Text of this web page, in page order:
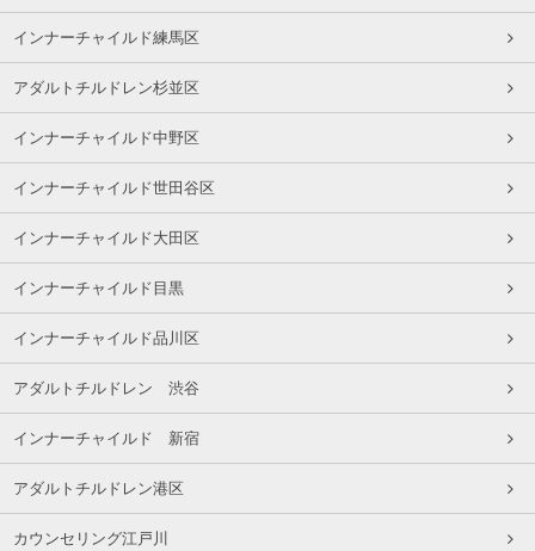
インナーチャイルド練馬区
アダルトチルドレン杉並区
インナーチャイルド中野区
インナーチャイルド世田谷区
インナーチャイルド大田区
インナーチャイルド目黒
インナーチャイルド品川区
アダルトチルドレン 渋谷
インナーチャイルド 新宿
アダルトチルドレン港区
カウンセリング江戸川